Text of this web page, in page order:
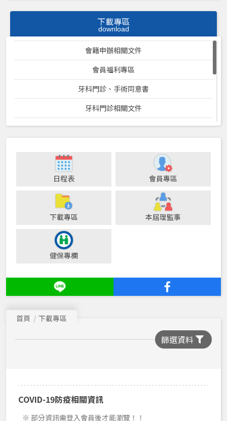
下載專區
download
會籍申辦相關文件
會員福利專區
牙科門診、手術同意書
牙科門診相關文件
PGY 受訓機構
牙助課程及認證相關資料
113年度健保牙醫門診總額特定疾病病人牙科就醫安全計畫
桃園市牙醫醫療機構收費標準表
日程表 會員專區
下載專區 本屆理監事
健保專欄
首頁 下載專區
篩選資料
COVID-19防疫相關資訊
※ 部分資訊需登入會員後才能瀏覽！！